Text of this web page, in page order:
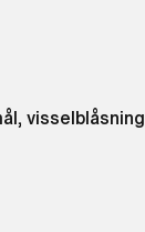
visselblåsning